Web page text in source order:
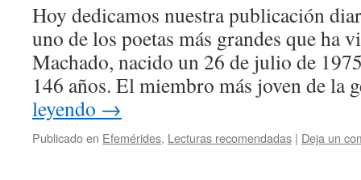
Hoy dedicamos nuestra publicación
uno de los poetas más grandes que ha
Machado, nacido un 26 de julio de
146 años. El miembro más joven de
leyendo →
Publicado en Efemérides, Lecturas recomendadas | Deja un